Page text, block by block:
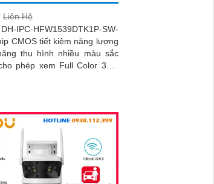
Liên Hệ
IPC-HFW1539DTK1P-SW-
CMOS tiết kiệm năng lượng
thu hình nhiều màu sắc
phép xem Full Color 30m